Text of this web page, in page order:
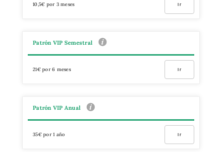
10,5€ por 3 meses Ir
Patrón VIP Semestral
21€ por 6 meses Ir
Patrón VIP Anual
35€ por 1 año Ir